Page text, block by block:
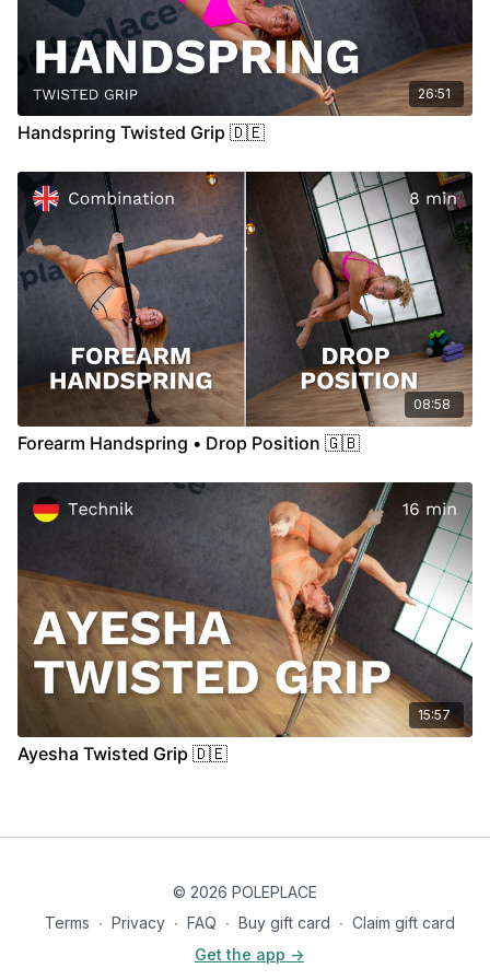
26:51
Handspring Twisted Grip 🇩🇪
08:58
Forearm Handspring • Drop Position 🇬🇧
15:57
Ayesha Twisted Grip 🇩🇪
© 2026 POLEPLACE
Terms ∙ Privacy ∙ FAQ ∙ Buy gift card ∙ Claim gift card
Get the app ->